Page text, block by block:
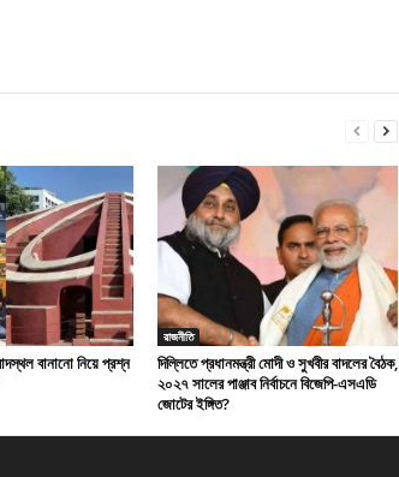
বানানো নিয়ে প্রশ্ন
রাজনীতি
দিল্লিতে প্রধানমন্ত্রী মোদী ও সুখবীর বাদলের বৈঠক,
২০২৭ সালের পাঞ্জাব নির্বাচনে বিজেপি-এসএডি
জোটের ইঙ্গিত?